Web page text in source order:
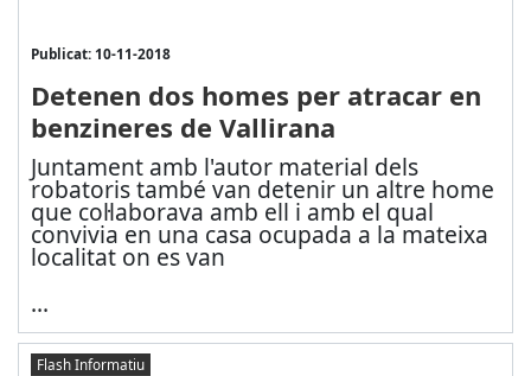
Publicat: 10-11-2018
Detenen dos homes per atracar en
benzineres de Vallirana
Juntament amb l'autor material dels
robatoris també van detenir un altre home
que col·laborava amb ell i amb el qual
convivia en una casa ocupada a la mateixa
localitat on es van
...
Flash Informatiu